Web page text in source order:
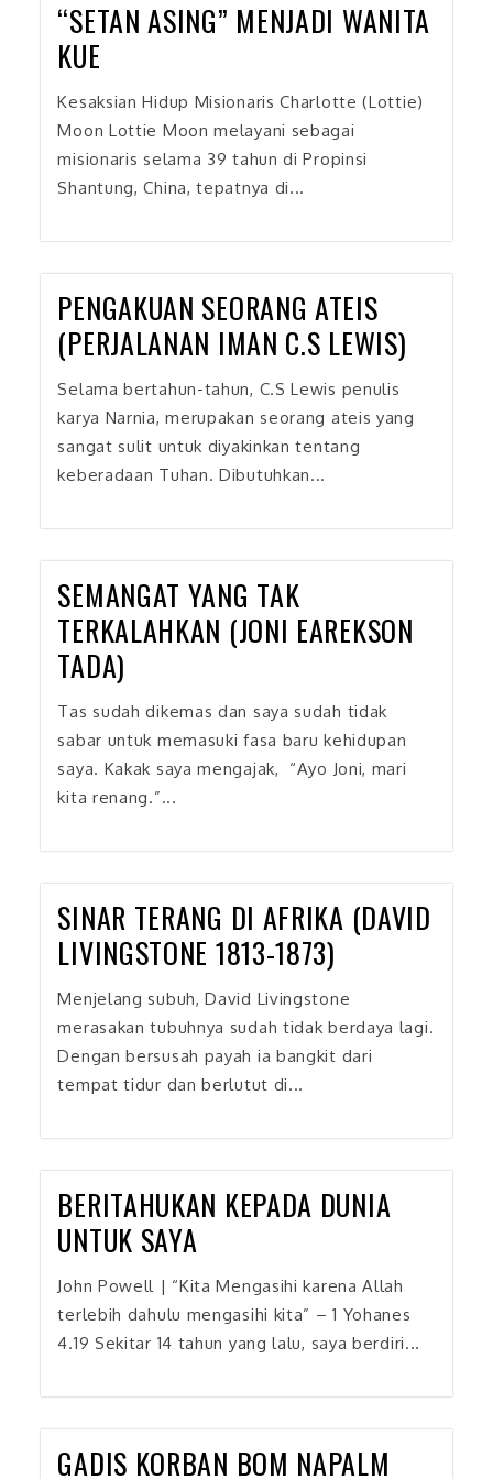
“SETAN ASING” MENJADI WANITA
KUE
Kesaksian Hidup Misionaris Charlotte (Lottie)
Moon Lottie Moon melayani sebagai
misionaris selama 39 tahun di Propinsi
Shantung, China, tepatnya di...
PENGAKUAN SEORANG ATEIS
(PERJALANAN IMAN C.S LEWIS)
Selama bertahun-tahun, C.S Lewis penulis
karya Narnia, merupakan seorang ateis yang
sangat sulit untuk diyakinkan tentang
keberadaan Tuhan. Dibutuhkan...
SEMANGAT YANG TAK
TERKALAHKAN (JONI EAREKSON
TADA)
Tas sudah dikemas dan saya sudah tidak
sabar untuk memasuki fasa baru kehidupan
saya. Kakak saya mengajak, “Ayo Joni, mari
kita renang.”...
SINAR TERANG DI AFRIKA (DAVID
LIVINGSTONE 1813-1873)
Menjelang subuh, David Livingstone
merasakan tubuhnya sudah tidak berdaya lagi.
Dengan bersusah payah ia bangkit dari
tempat tidur dan berlutut di...
BERITAHUKAN KEPADA DUNIA
UNTUK SAYA
John Powell | “Kita Mengasihi karena Allah
terlebih dahulu mengasihi kita” – 1 Yohanes
4.19 Sekitar 14 tahun yang lalu, saya berdiri...
GADIS KORBAN BOM NAPALM